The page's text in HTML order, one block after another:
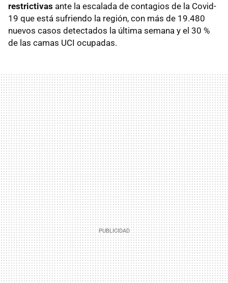
restrictivas ante la escalada de contagios de la Covid-
19 que está sufriendo la región, con más de 19.480
nuevos casos detectados la última semana y el 30 %
de las camas UCI ocupadas.